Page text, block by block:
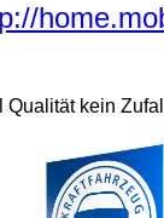
Qualität kein